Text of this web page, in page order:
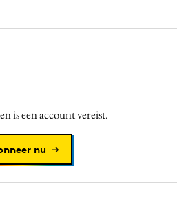
is een account vereist.
nu